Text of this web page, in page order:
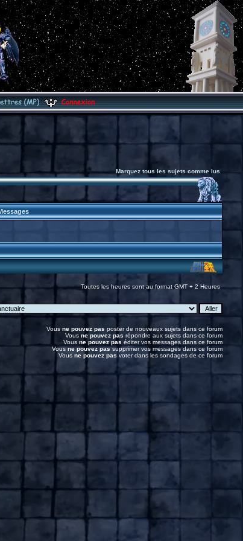
Marquez tous les sujets comme lus
Toutes les heures sont au format GMT + 2 Heures
Vous ne pouvez pas poster de nouveaux sujets dans ce forum
Vous ne pouvez pas répondre aux sujets dans ce forum
Vous ne pouvez pas éditer vos messages dans ce forum
Vousne pouvez passupprimer vos messages dans ce forum
Vous ne pouvez pas voter dans les sondages de ce forum